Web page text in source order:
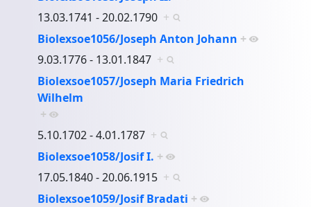
13.03.1741 - 20.02.1790 +
Biolexsoe1056/Joseph Anton Johann +
9.03.1776 - 13.01.1847 +
Biolexsoe1057/Joseph Maria Friedrich
Wilhelm
+
5.10.1702 - 4.01.1787 +
Biolexsoe1058/Josif I. +
17.05.1840 - 20.06.1915 +
Biolexsoe1059/Josif Bradati +